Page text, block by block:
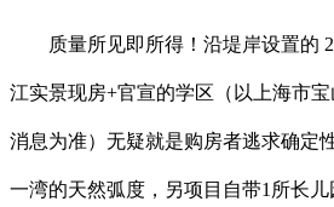
质量所见即所得！沿堤岸设置的
江实景现房+官宣的学区（以上海市
消息为准）无疑就是购房者逃求确定
一湾的天然弧度，另项目自带1所长